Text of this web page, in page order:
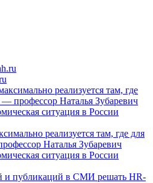
реализуется там, где для
Наталья Зубаревич
ситуация в России